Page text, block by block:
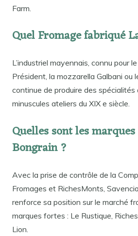
Farm.
Quel Fromage fabriqué
L’industriel mayennais, connu pour
Président, la mozzarella Galbani ou
continue de produire des
minuscules ateliers du XIX e siècle.
Quelles sont les
Bongrain ?
Avec la prise de contrôle de la
Fromages et RichesMonts,
renforce sa position sur le marché
marques fortes : Le Rustique,
Lion.